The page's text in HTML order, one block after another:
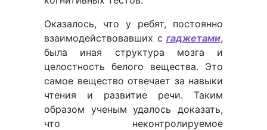
Оказалось, что у ребят, постоянно
взаимодействовавших с гаджетами,
была иная структура мозга и
целостность белого вещества. Это
самое вещество отвечает за навыки
чтения и развитие речи. Таким
образом ученым удалось доказать,
что неконтролируемое